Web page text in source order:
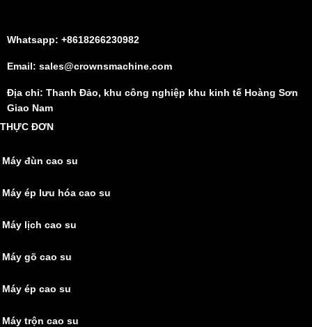
Whatsapp: +8618266230982
Email: sales@crownsmachine.com
Địa chỉ: Thanh Đảo, khu công nghiệp khu kinh tế Hoàng Sơn
Giao Nam
THỰC ĐƠN
Máy đùn cao su
Máy ép lưu hóa cao su
Máy lịch cao su
Máy gõ cao su
Máy ép cao su
Máy trộn cao su